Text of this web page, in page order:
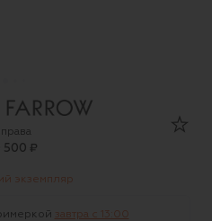
Farrow
500 ₽
экземпляр
завтра c 13:00